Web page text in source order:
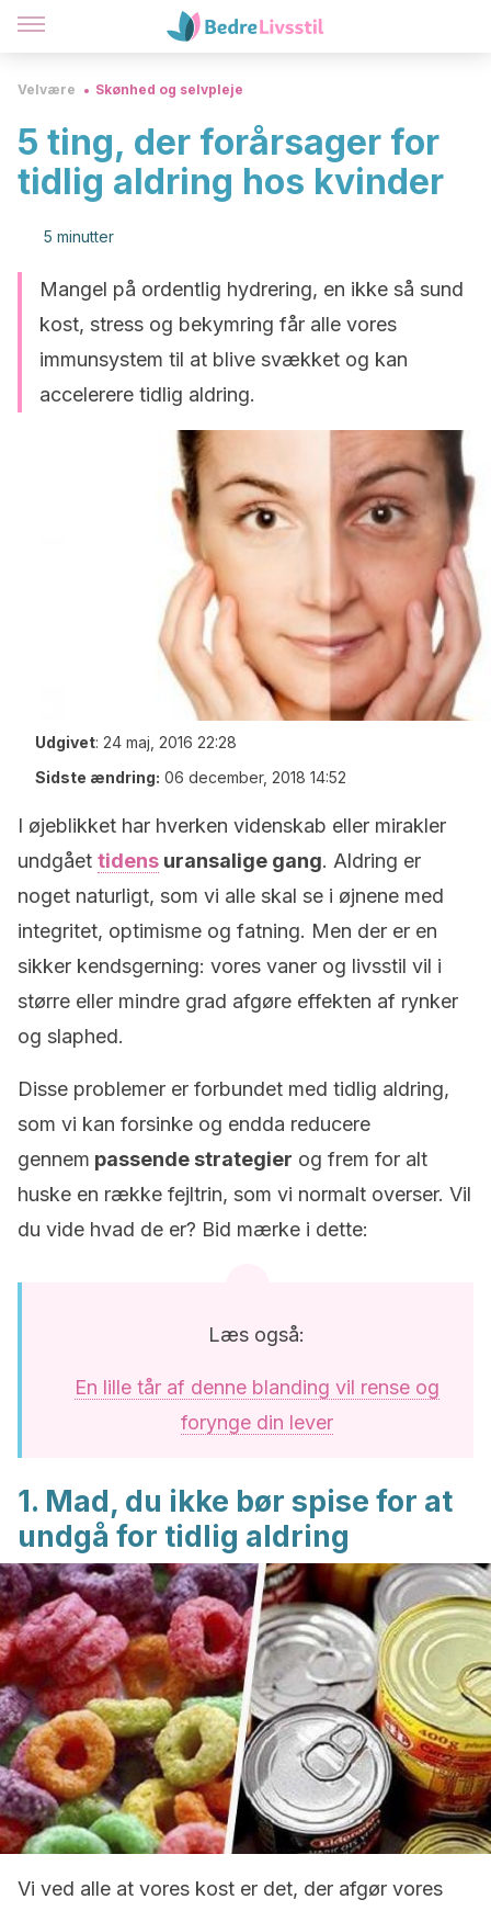
Velvære Skønhed og selvpleje
5 ting, der forårsager for
tidlig aldring hos kvinder
5 minutter
Mangel på ordentlig hydrering, en ikke så sund
kost, stress og bekymring får alle vores
immunsystem til at blive svækket og kan
accelerere tidlig aldring.
Udgivet: 24 maj, 2016 22:28
Sidste ændring: 06 december, 2018 14:52
I øjeblikket har hverken videnskab eller mirakler
undgået tidens uransalige gang. Aldring er
noget naturligt, som vi alle skal se i øjnene med
integritet, optimisme og fatning. Men der er en
sikker kendsgerning: vores vaner og livsstil vil i
større eller mindre grad afgøre effekten af rynker
og slaphed.
Disse problemer er forbundet med tidlig aldring,
som vi kan forsinke og endda reducere
gennem passende strategier og frem for alt
huske en række fejltrin, som vi normalt overser. Vil
du vide hvad de er? Bid mærke i dette:
Læs også:
En lille tår af denne blanding vil rense og
forynge din lever
1. Mad, du ikke bør spise for at
undgå for tidlig aldring
Vi ved alle at vores kost er det, der afgør vores